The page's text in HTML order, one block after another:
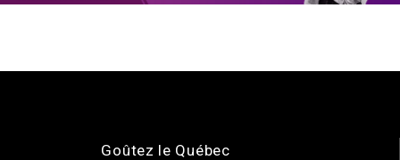
Goûtez le Québec